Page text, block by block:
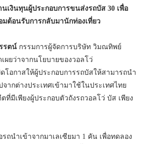
เงินทุนผู้ประกอบการขนส่งรถบัส 30 เพื่อ
ต้อนรับการกลับมานักท่องเที่ยว
รตน์ กรรมการผู้จัดการบริษัท วิมณทิพย์
ผยว่าจากนโยบายของวอลโว่
โอกาสให้ผู้ประกอบการรถบัสให้สามารถนำ
จากต่างประเทศเข้ามาใช้ในประเทศไทย
ตที่มีเพียงผู้ประกอบตัวถังรถวอลโว่ บัส เพียง
ถนำเข้าจากมาเลเซียมา 1 คัน เพื่อทดลอง